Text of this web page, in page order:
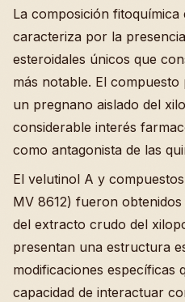
La composición fitoquímica
caracteriza por la
esteroidales únicos que
más notable. El
un pregnano aislado del
considerable interés
como antagonista de las
El velutinol A y
MV 8612) fueron
del extracto crudo del
presentan una estructura
modificaciones específicas
capacidad de interactuar